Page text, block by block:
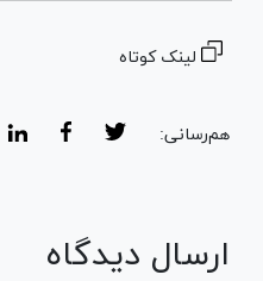
لینک کوتاه
هم‌رسانی:
ارسال دیدگاه